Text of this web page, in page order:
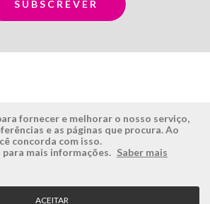
ÁREA RESERVADA
Login
fornecer e melhorar o nosso serviço,
e as páginas que procura. Ao
concorda com isso.
mais informações. Saber mais
ACEITAR